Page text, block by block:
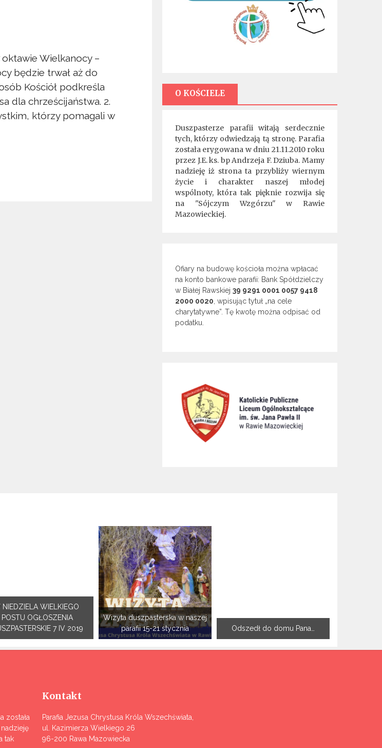
Wielkanocy –
będzie trwał aż do
Kościół podkreśla
dla chrześcijaństwa. 2.
którzy pomagali w
O KOŚCIELE
Duszpasterze parafii witają serdecznie
tych, którzy odwiedzają tą stronę. Parafia
została erygowana w dniu 21.11.2010 roku
przez J.E. ks. bp Andrzeja F. Dziuba. Mamy
nadzieję iż strona ta przybliży wiernym
życie i charakter naszej młodej
wspólnoty, która tak pięknie rozwija się
na "Sójczym Wzgórzu" w Rawie
Mazowieckiej.
Ofiary na budowę kościoła można wpłacać
na konto bankowe parafii: Bank Spółdzielczy
w Białej Rawskiej 39 9291 0001 0057 9418
2000 0020 , wpisując tytuł „na cele
charytatywne”. Tę kwotę można odpisać od
podatku.
NIEDZIELA WIELKIEGO
POSTU OGŁOSZENIA
7 IV 2019
Wizyta duszpasterska w naszej
parafii 15-21 stycznia
Odszedł do domu Pana…
została
tak
Kontakt
Parafia Jezusa Chrystusa Króla Wszechświata,
ul. Kazimierza Wielkiego 26
96-200 Rawa Mazowiecka